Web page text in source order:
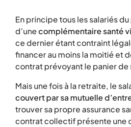
En principe tous les salariés
d’unecomplémentaire santé
ce dernier étant contraint
financer au moins la moitié et
contrat prévoyant le panier de
Mais une fois à la retraite, le
couvert par sa mutuelle
trouver sa propre assurance
contrat collectif présente une